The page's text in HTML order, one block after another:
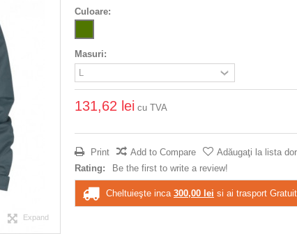
Expand
Culoare:
Masuri:
131,62 lei cu TVA
Print Add to Compare
Adăugaţi la lista
Rating:
Be the first to write a review!
Cheltuieşte inca 300,00 lei si ai trasport